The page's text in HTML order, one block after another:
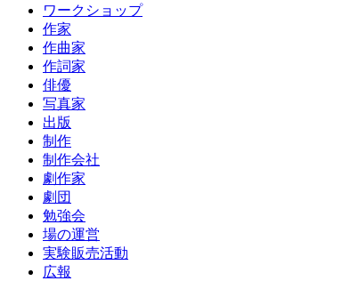
ワークショップ
作家
作曲家
作詞家
俳優
写真家
出版
制作
制作会社
劇作家
劇団
勉強会
場の運営
実験販売活動
広報